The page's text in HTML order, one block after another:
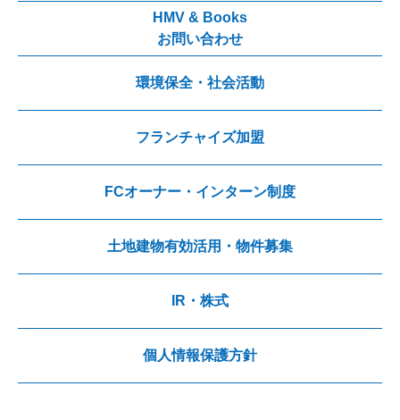
HMV & Books
お問い合わせ
環境保全・社会活動
フランチャイズ加盟
FCオーナー・インターン制度
土地建物有効活用・物件募集
IR・株式
個人情報保護方針